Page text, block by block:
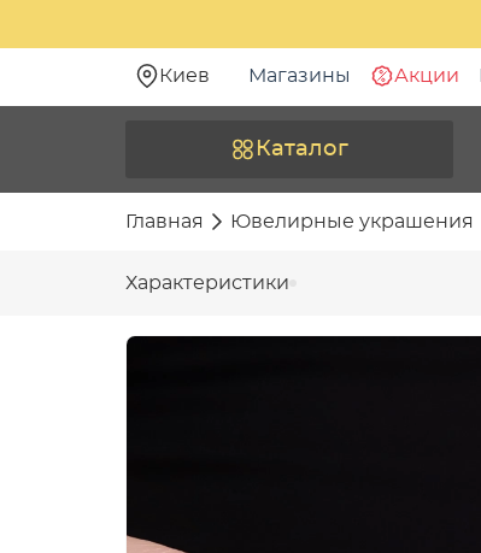
Киев Магазины Акции
Каталог
Главная Ювелирные украшения
Характеристики